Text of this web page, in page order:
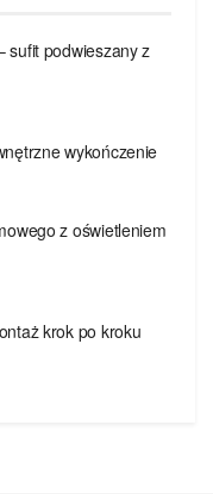
sufit podwieszany z
wykończenie
z oświetleniem
krok po kroku